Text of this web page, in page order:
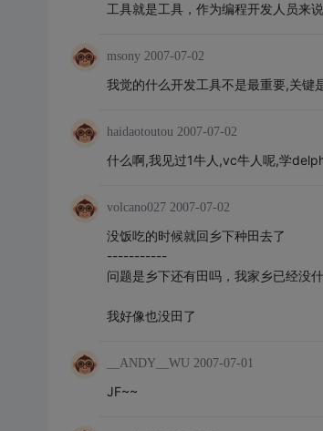
工具就是工具，作为编程开发人员来
msony 2007-07-02
我觉的什么开发工具不是最重要,关键
haidaotoutou 2007-07-02
什么啊,我见过1牛人,vc牛人呢,学
volcano027 2007-07-02
没饭吃的时候就回乡下种田去了
-----------
问题是乡下还有田吗，我家乡已经没
我好像也没田了
__ANDY__WU 2007-07-01
JF~~